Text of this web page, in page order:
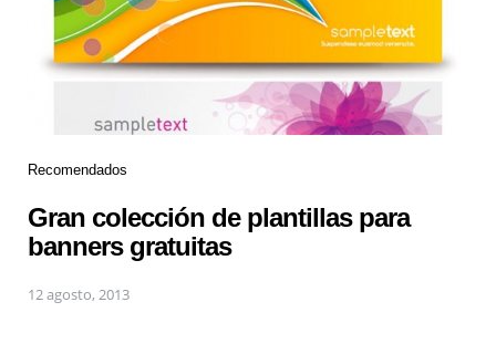
Recomendados
Gran colección de plantillas para
banners gratuitas
12 agosto, 2013